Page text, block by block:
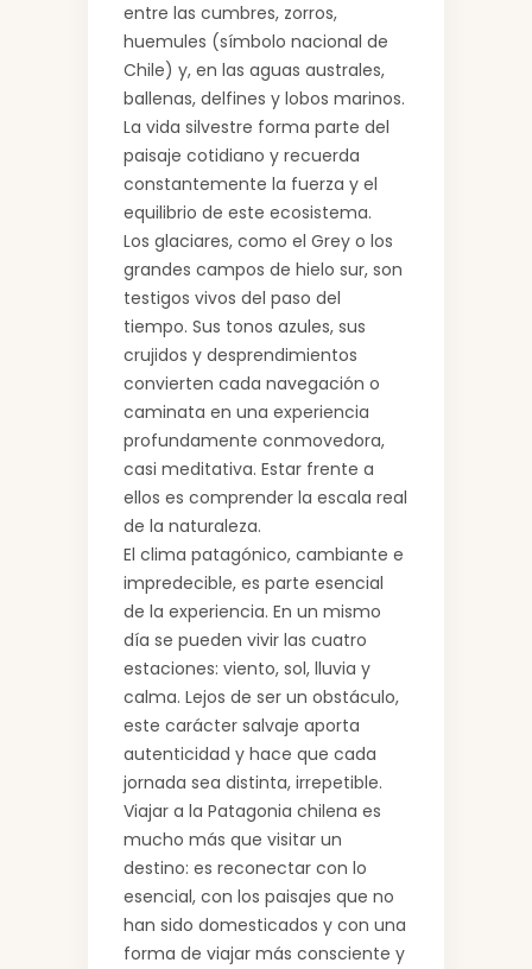
entre las cumbres, zorros,
huemules (símbolo nacional de
Chile) y, en las aguas australes,
ballenas, delfines y lobos marinos.
La vida silvestre forma parte del
paisaje cotidiano y recuerda
constantemente la fuerza y el
equilibrio de este ecosistema.
Los glaciares, como el Grey o los
grandes campos de hielo sur, son
testigos vivos del paso del
tiempo. Sus tonos azules, sus
crujidos y desprendimientos
convierten cada navegación o
caminata en una experiencia
profundamente conmovedora,
casi meditativa. Estar frente a
ellos es comprender la escala real
de la naturaleza.
El clima patagónico, cambiante e
impredecible, es parte esencial
de la experiencia. En un mismo
día se pueden vivir las cuatro
estaciones: viento, sol, lluvia y
calma. Lejos de ser un obstáculo,
este carácter salvaje aporta
autenticidad y hace que cada
jornada sea distinta, irrepetible.
Viajar a la Patagonia chilena es
mucho más que visitar un
destino: es reconectar con lo
esencial, con los paisajes que no
han sido domesticados y con una
forma de viajar más consciente y